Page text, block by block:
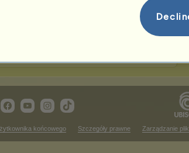
Brak wyników do wyświetlenia w
western pleasure
końcowego Szczegóły prawne Zarządzanie